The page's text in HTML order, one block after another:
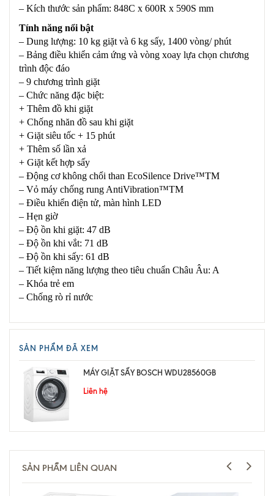
– Kích thước sản phẩm: 848C x 600R x 590S mm
Tính năng nổi bật
– Dung lượng: 10 kg giặt và 6 kg sấy, 1400 vòng/ phút
– Bảng điều khiển cảm ứng và vòng xoay lựa chọn chương
trình độc đáo
– 9 chương trình giặt
– Chức năng đặc biệt:
+ Thêm đồ khi giặt
+ Chống nhăn đồ sau khi giặt
+ Giặt siêu tốc + 15 phút
+ Thêm số lần xả
+ Giặt kết hợp sấy
– Động cơ không chổi than EcoSilence Drive™TM
– Vỏ máy chống rung AntiVibration™TM
– Điều khiển điện tử, màn hình LED
– Hẹn giờ
– Độ ồn khi giặt: 47 dB
– Độ ồn khi vắt: 71 dB
– Độ ồn khi sấy: 61 dB
– Tiết kiệm năng lượng theo tiêu chuẩn Châu Âu: A
– Khóa trẻ em
– Chống rò rỉ nước
SẢN PHẨM ĐÃ XEM
MÁY GIẶT SẤY BOSCH WDU28560GB
Liên hệ
SẢN PHẨM LIÊN QUAN